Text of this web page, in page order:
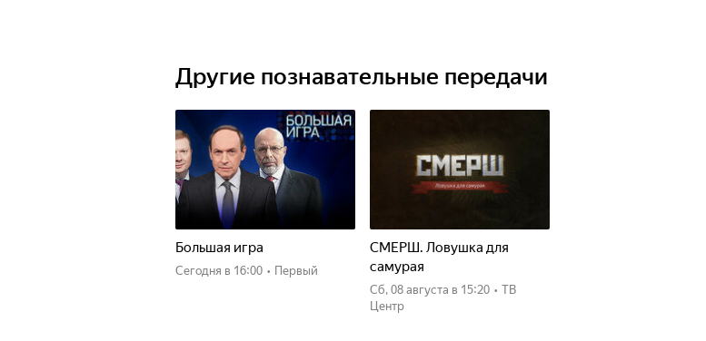
Другие познавательные передачи
Большая игра
Сегодня в 16:00 • Первый
СМЕРШ. Ловушка для
самурая
сб, 08 августа в 15:20 • ТВ
Центр